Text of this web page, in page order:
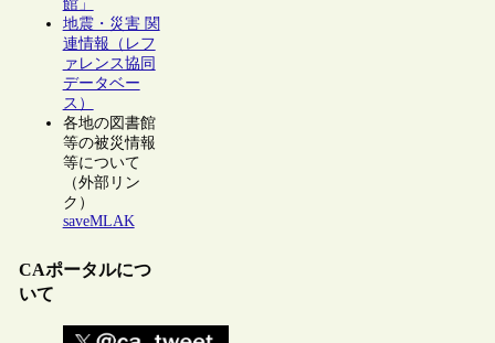
館」
地震・災害 関
連情報（レフ
ァレンス協同
データベー
ス）
各地の図書館
等の被災情報
等について
（外部リン
ク）
saveMLAK
CAポータルにつ
いて